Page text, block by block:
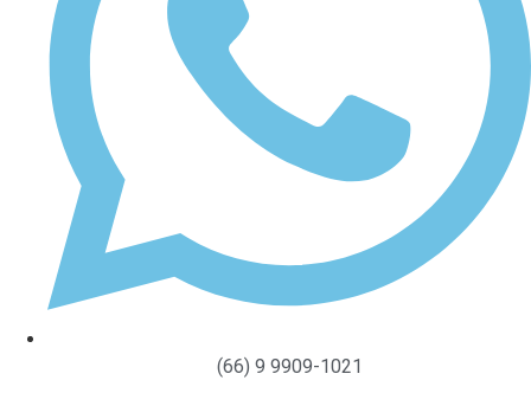
(66) 9 9909-1021